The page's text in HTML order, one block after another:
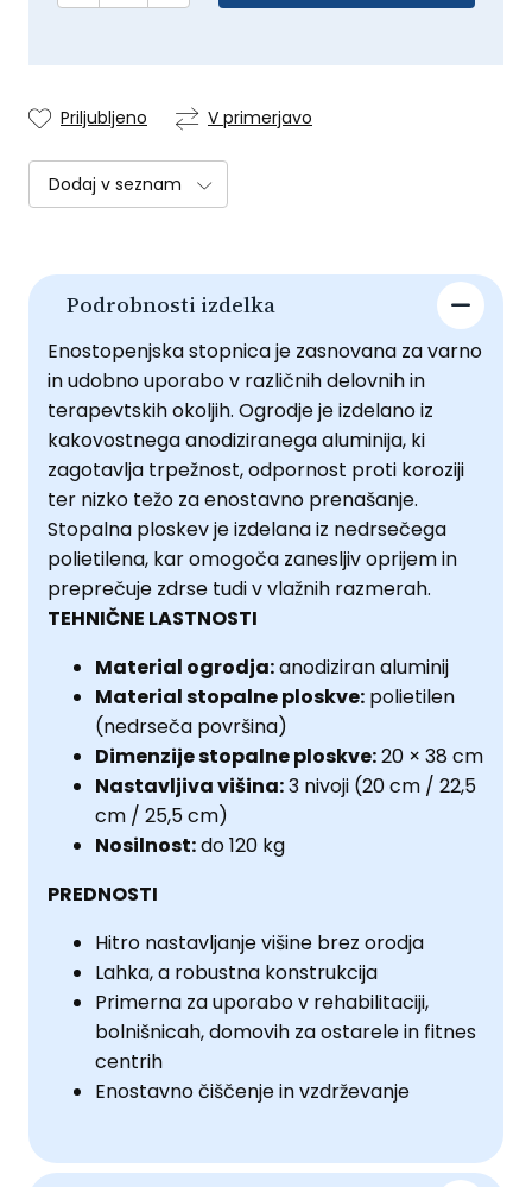
Priljubljeno V primerjavo
Dodaj v seznam
Podrobnosti izdelka
Enostopenjska stopnica je zasnovana za varno
in udobno uporabo v različnih delovnih in
terapevtskih okoljih. Ogrodje je izdelano iz
kakovostnega anodiziranega aluminija, ki
zagotavlja trpežnost, odpornost proti koroziji
ter nizko težo za enostavno prenašanje.
Stopalna ploskev je izdelana iz nedrsečega
polietilena, kar omogoča zanesljiv oprijem in
preprečuje zdrse tudi v vlažnih razmerah.
TEHNIČNE LASTNOSTI
Material ogrodja:anodiziran aluminij
Material stopalne ploskve: polietilen
(nedrseča površina)
Dimenzije stopalne ploskve:20 × 38 cm
Nastavljiva višina:3 nivoji (20 cm / 22,5
cm / 25,5 cm)
Nosilnost:do 120 kg
PREDNOSTI
Hitro nastavljanje višine brez orodja
Lahka, a robustna konstrukcija
Primerna za uporabo v rehabilitaciji,
bolnišnicah, domovih za ostarele in fitnes
centrih
Enostavno čiščenje in vzdrževanje